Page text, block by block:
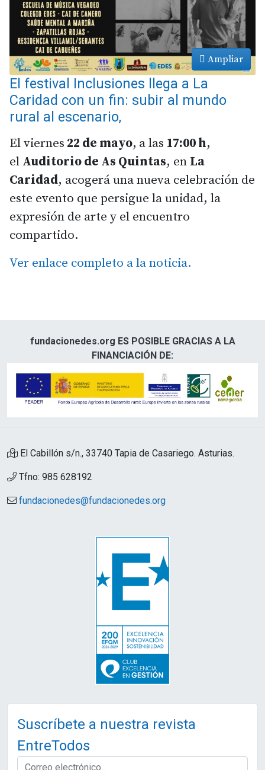
Ampliar
El festival Inclusiones llega a La
Caridad con un fin: subir al mundo
rural al escenario,
El viernes 22 de mayo, a las 17:00 h,
el Auditorio de As Quintas, en La
Caridad, acogerá una nueva celebración de
este evento que persigue la unidad, la
expresión de arte y el encuentro
compartido.
Ver enlace completo a la noticia.
fundacionedes.org ES POSIBLE GRACIAS A LA
FINANCIACIÓN DE:
El Cabillón s/n., 33740 Tapia de Casariego. Asturias.
Tfno: 985 628192
fundacionedes@fundacionedes.org
Suscríbete a nuestra revista
EntreTodos
EMAIL